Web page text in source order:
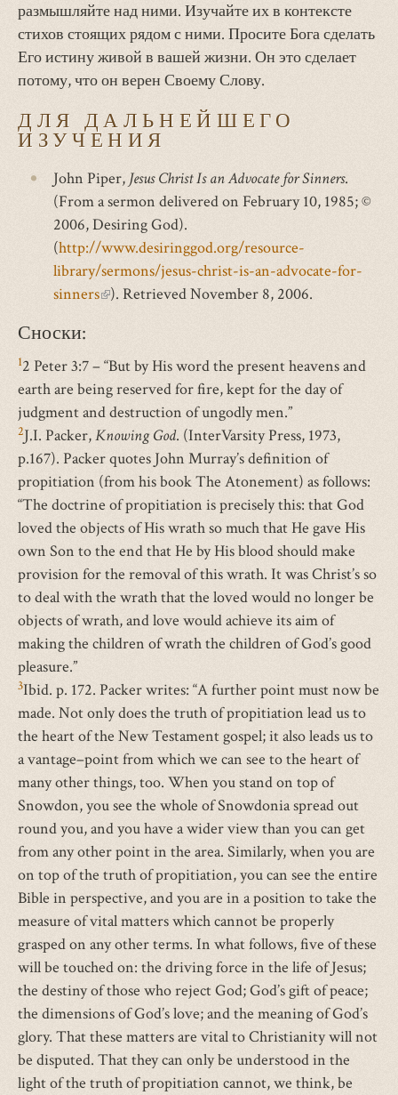
размышляйте над ними. Изучайте их в контексте
стихов стоящих рядом с ними. Просите Бога сделать
Его истину живой в вашей жизни. Он это сделает
потому, что он верен Своему Слову.
ДЛЯ ДАЛЬНЕЙШЕГО
ИЗУЧЕНИЯ
John Piper, Jesus Christ Is an Advocate for Sinners.
(From a sermon delivered on February 10, 1985; ©
2006, Desiring God).
(http://www.desiringgod.org/resource-
library/sermons/jesus-christ-is-an-advocate-for-
sinners(внешняя). Retrieved November 8, 2006.
Сноски:
12 Peter 3:7 – “But by His word the present heavens and
earth are being reserved for fire, kept for the day of
judgment and destruction of ungodly men.”
2J.I. Packer,Knowing God. (InterVarsity Press, 1973,
p.167). Packer quotes John Murray’s definition of
propitiation (from his book The Atonement) as follows:
“The doctrine of propitiation is precisely this: that God
loved the objects of His wrath so much that He gave His
own Son to the end that He by His blood should make
provision for the removal of this wrath. It was Christ’s so
to deal with the wrath that the loved would no longer be
objects of wrath, and love would achieve its aim of
making the children of wrath the children of God’s good
pleasure.”
3Ibid. p. 172. Packer writes: “A further point must now be
made. Not only does the truth of propitiation lead us to
the heart of the New Testament gospel; it also leads us to
a vantage–point from which we can see to the heart of
many other things, too. When you stand on top of
Snowdon, you see the whole of Snowdonia spread out
round you, and you have a wider view than you can get
from any other point in the area. Similarly, when you are
on top of the truth of propitiation, you can see the entire
Bible in perspective, and you are in a position to take the
measure of vital matters which cannot be properly
grasped on any other terms. In what follows, five of these
will be touched on: the driving force in the life of Jesus;
the destiny of those who reject God; God’s gift of peace;
the dimensions of God’s love; and the meaning of God’s
glory. That these matters are vital to Christianity will not
be disputed. That they can only be understood in the
light of the truth of propitiation cannot, we think, be